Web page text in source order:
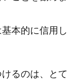
本的に信用し
るのは、とて
ースシステム